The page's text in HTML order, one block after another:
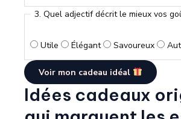
3. Quel adjectif décrit le mieux vos
Utile Élégant Savoureux
Voir mon cadeau idéal
Idées cadeaux